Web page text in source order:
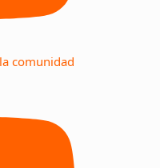
comunidad